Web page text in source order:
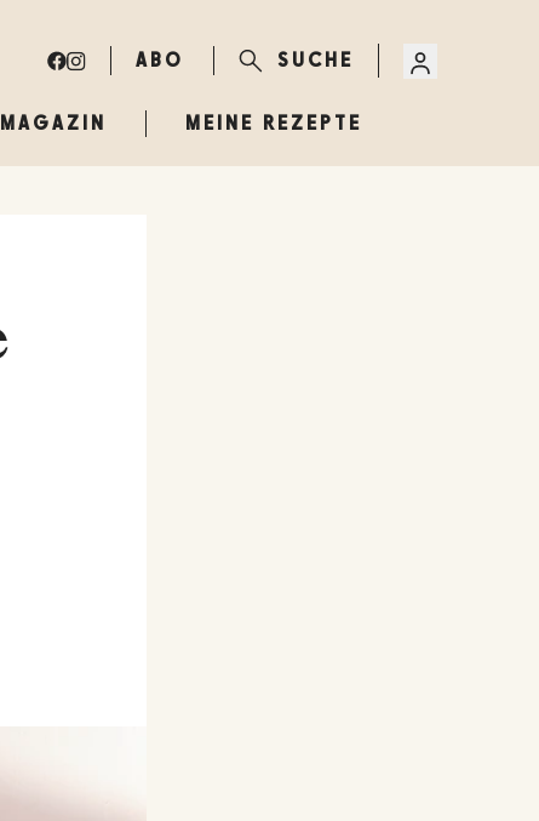
ABO SUCHE
MAGAZIN MEINE REZEPTE